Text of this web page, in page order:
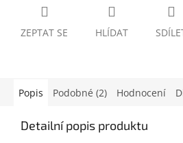
ZEPTAT SE HLÍDAT
Popis Podobné (2) Hodnocení
Detailní popis produktu